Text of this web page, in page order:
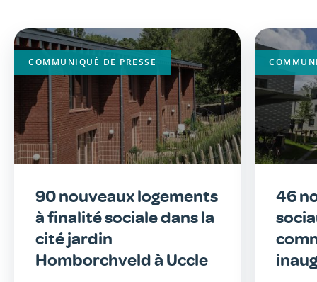
Image
principale
90 nouveaux logements
à finalité sociale dans la
cité jardin
Homborchveld à Uccle
COMMUNIQUÉ DE PRESSE
Image
46